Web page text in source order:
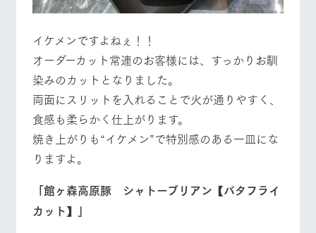
イケメンですよねぇ！！
オーダーカット常連のお客様には、すっかりお馴
染みのカットとなりました。
両面にスリットを入れることで火が通りやすく、
食感も柔らかく仕上がります。
焼き上がりも“イケメン”で特別感のある一皿にな
りますよ。
「館ヶ森高原豚 シャトーブリアン【バタフライ
カット】」